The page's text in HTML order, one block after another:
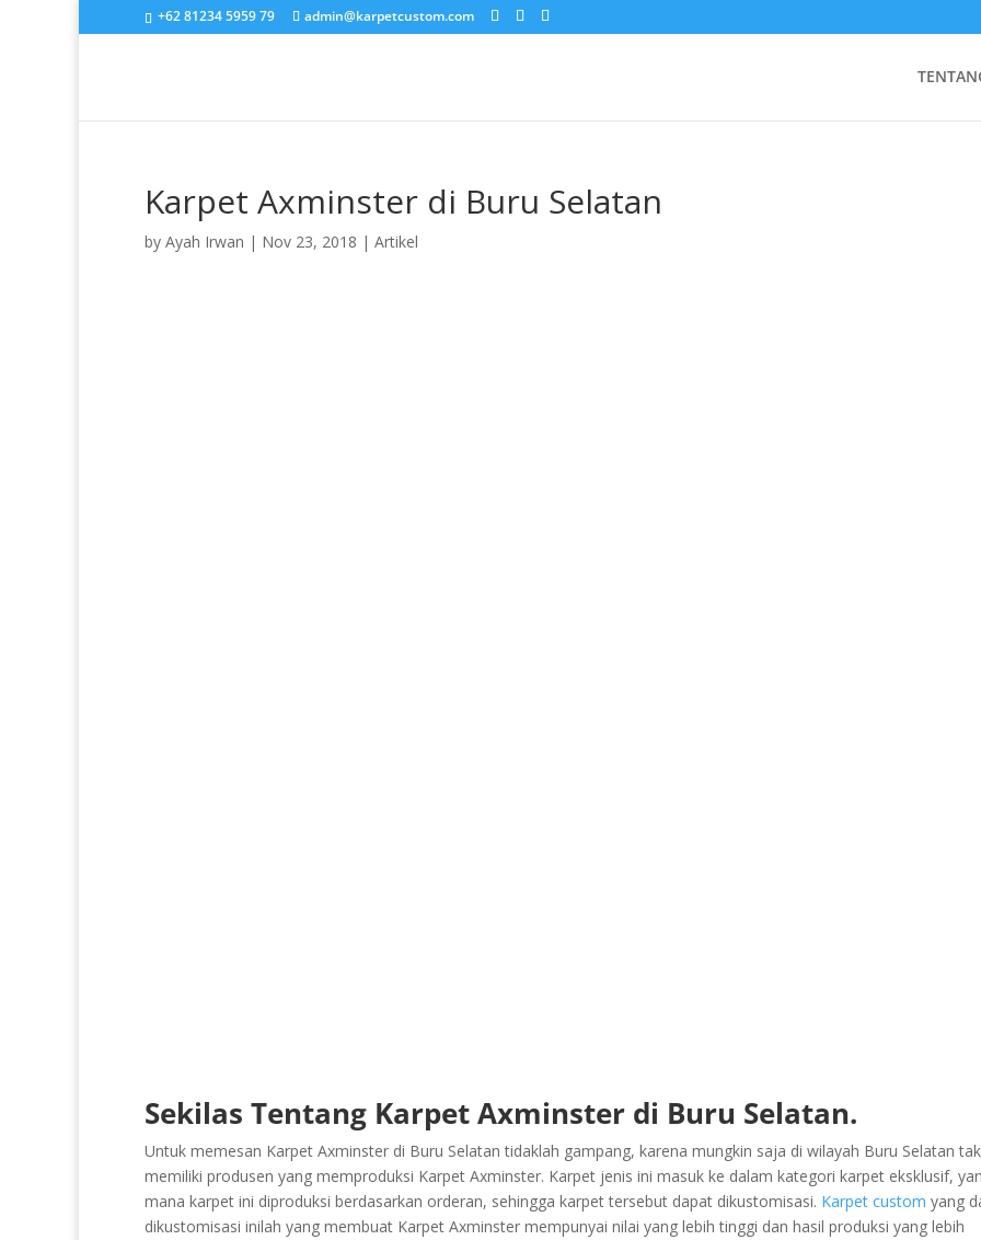
+62 81234 5959 79 admin@karpetcustom.com
Karpet Axminster di Buru Selatan
by Ayah Irwan | Nov 23, 2018 | Artikel
Sekilas Tentang Karpet Axminster di Buru Selatan.
Untuk memesan Karpet Axminster di Buru Selatan tidaklah gampang, karena mungkin saja di wilayah Buru Selatan tak
memiliki produsen yang memproduksi Karpet Axminster. Karpet jenis ini masuk ke dalam kategori karpet eksklusif,
mana karpet ini diproduksi berdasarkan orderan, sehingga karpet tersebut dapat dikustomisasi. Karpet custom yang
dikustomisasi inilah yang membuat Karpet Axminster mempunyai nilai yang lebih tinggi dan hasil produksi yang lebih